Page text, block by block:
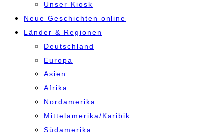
Unser Kiosk
Neue Geschichten online
Länder & Regionen
Deutschland
Europa
Asien
Afrika
Nordamerika
Mittelamerika/Karibik
Südamerika